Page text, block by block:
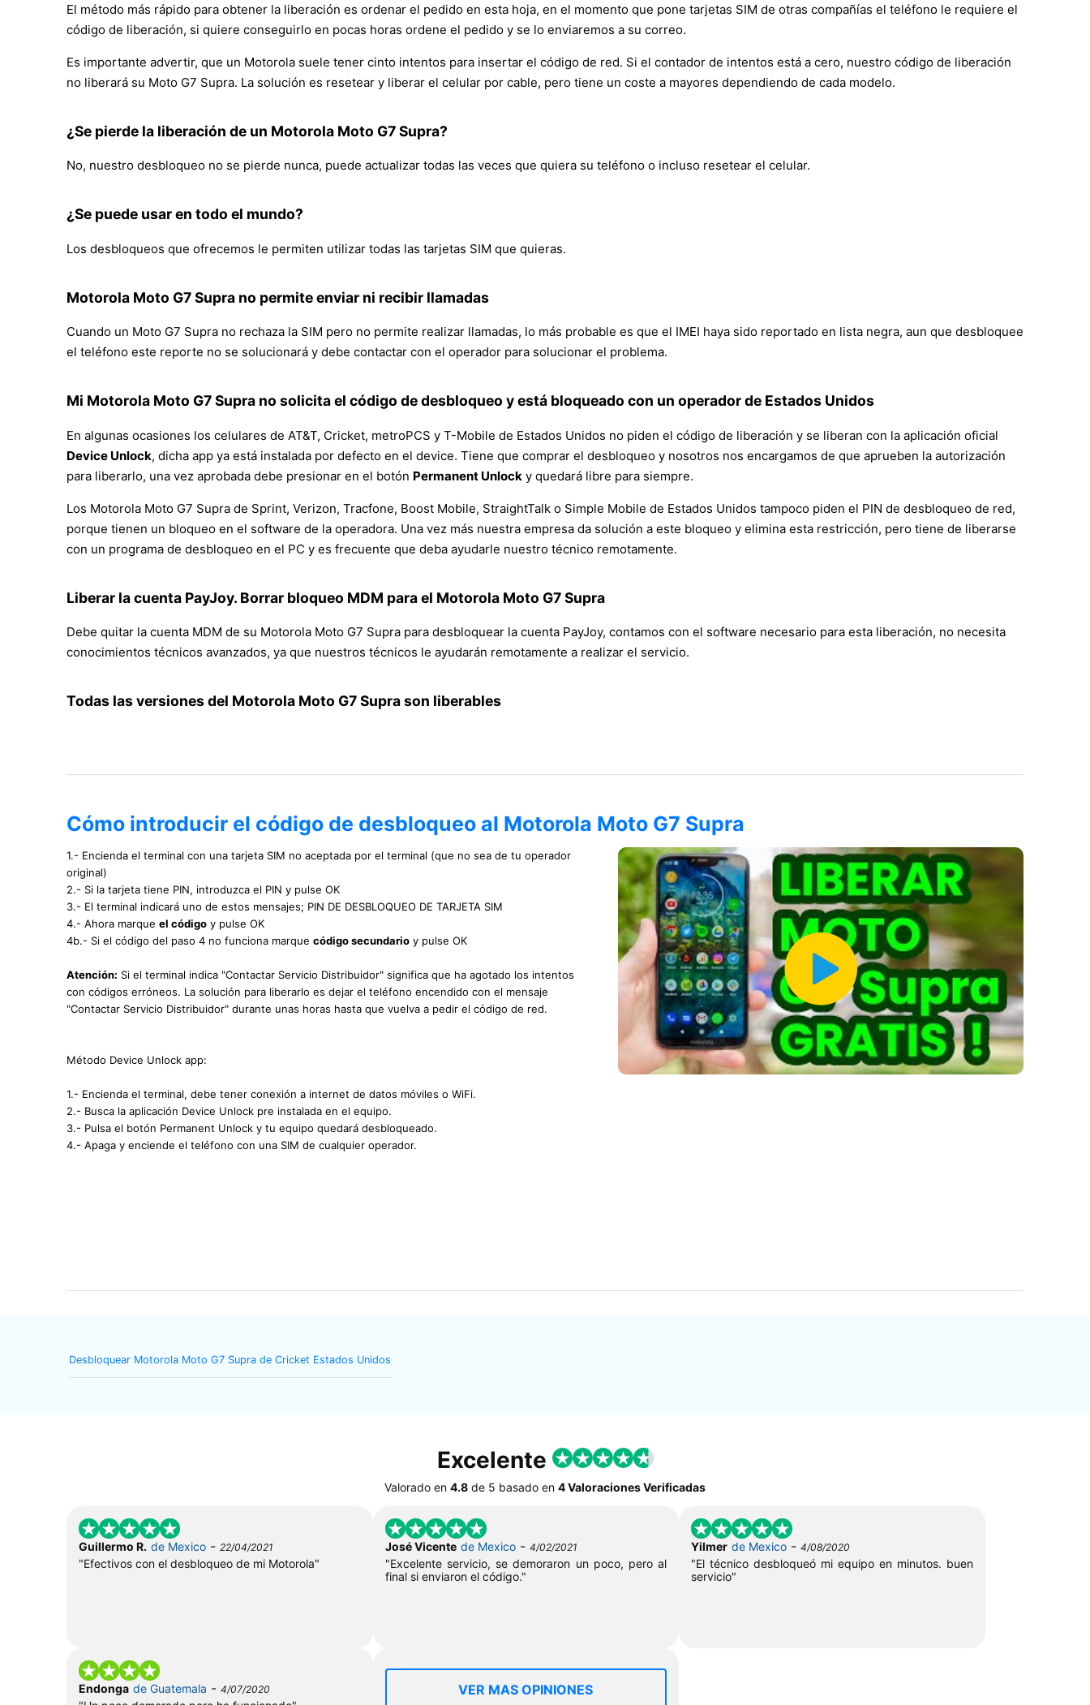
El método más rápido para obtener la liberación es ordenar el pedido en esta hoja, en el momento que pone tarjetas SIM de otras compañías el teléfono le requiere el
código de liberación, si quiere conseguirlo en pocas horas ordene el pedido y se lo enviaremos a su correo.
Es importante advertir, que un Motorola suele tener cinto intentos para insertar el código de red. Si el contador de intentos está a cero, nuestro código de liberación
no liberará su Moto G7 Supra. La solución es resetear y liberar el celular por cable, pero tiene un coste a mayores dependiendo de cada modelo.
¿Se pierde la liberación de un Motorola Moto G7 Supra?
No, nuestro desbloqueo no se pierde nunca, puede actualizar todas las veces que quiera su teléfono o incluso resetear el celular.
¿Se puede usar en todo el mundo?
Los desbloqueos que ofrecemos le permiten utilizar todas las tarjetas SIM que quieras.
Motorola Moto G7 Supra no permite enviar ni recibir llamadas
Cuando un Moto G7 Supra no rechaza la SIM pero no permite realizar llamadas, lo más probable es que el IMEI haya sido reportado en lista negra, aun que desbloquee
el teléfono este reporte no se solucionará y debe contactar con el operador para solucionar el problema.
Mi Motorola Moto G7 Supra no solicita el código de desbloqueo y está bloqueado con un operador de Estados Unidos
En algunas ocasiones los celulares de AT&T, Cricket, metroPCS y T-Mobile de Estados Unidos no piden el código de liberación y se liberan con la aplicación oficial
Device Unlock, dicha app ya está instalada por defecto en el device. Tiene que comprar el desbloqueo y nosotros nos encargamos de que aprueben la autorización
para liberarlo, una vez aprobada debe presionar en el botón Permanent Unlock y quedará libre para siempre.
Los Motorola Moto G7 Supra de Sprint, Verizon, Tracfone, Boost Mobile, StraightTalk o Simple Mobile de Estados Unidos tampoco piden el PIN de desbloqueo de red,
porque tienen un bloqueo en el software de la operadora. Una vez más nuestra empresa da solución a este bloqueo y elimina esta restricción, pero tiene de liberarse
con un programa de desbloqueo en el PC y es frecuente que deba ayudarle nuestro técnico remotamente.
Liberar la cuenta PayJoy. Borrar bloqueo MDM para el Motorola Moto G7 Supra
Debe quitar la cuenta MDM de su Motorola Moto G7 Supra para desbloquear la cuenta PayJoy, contamos con el software necesario para esta liberación, no necesita
conocimientos técnicos avanzados, ya que nuestros técnicos le ayudarán remotamente a realizar el servicio.
Todas las versiones del Motorola Moto G7 Supra son liberables
Cómo introducir el código de desbloqueo al Motorola Moto G7 Supra
1.- Encienda el terminal con una tarjeta SIM no aceptada por el terminal (que no sea de tu operador
original)
2.- Si la tarjeta tiene PIN, introduzca el PIN y pulse OK
3.- El terminal indicará uno de estos mensajes; PIN DE DESBLOQUEO DE TARJETA SIM
4.- Ahora marque el código y pulse OK
4b.- Si el código del paso 4 no funciona marque código secundario y pulse OK
Atención: Si el terminal indica "Contactar Servicio Distribuidor" significa que ha agotado los intentos
con códigos erróneos. La solución para liberarlo es dejar el teléfono encendido con el mensaje
"Contactar Servicio Distribuidor" durante unas horas hasta que vuelva a pedir el código de red.
Método Device Unlock app:
1.- Encienda el terminal, debe tener conexión a internet de datos móviles o WiFi.
2.- Busca la aplicación Device Unlock pre instalada en el equipo.
3.- Pulsa el botón Permanent Unlock y tu equipo quedará desbloqueado.
4.- Apaga y enciende el teléfono con una SIM de cualquier operador.
Desbloquear Motorola Moto G7 Supra de Cricket Estados Unidos
Excelente
Valorado en 4.8 de 5 basado en 4 Valoraciones Verificadas
Guillermo R. de Mexico - 22/04/2021
"Efectivos con el desbloqueo de mi Motorola"
José Vicente de Mexico- 4/02/2021
"Excelente servicio, se demoraron un poco, pero al
final si enviaron el código."
Yilmer de Mexico -4/08/2020
"El técnico desbloqueó mi equipo en minutos. buen
servicio"
Endonga de Guatemala - 4/07/2020 VER MAS OPINIONES